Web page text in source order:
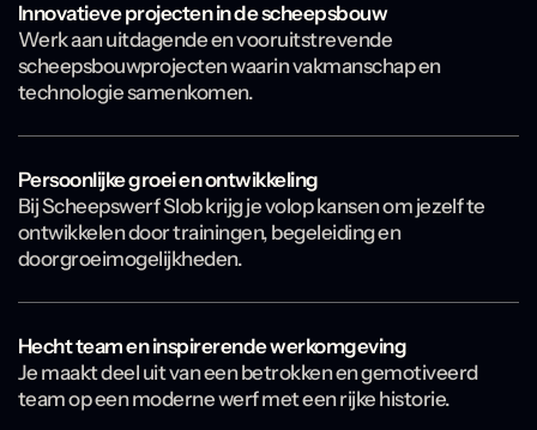
Innovatieve projecten in de scheepsbouw
Werk aan uitdagende en vooruitstrevende
scheepsbouwprojecten waarin vakmanschap en
technologie samenkomen.
Persoonlijke groei en ontwikkeling
Bij Scheepswerf Slob krijg je volop kansen om jezelf te
ontwikkelen door trainingen, begeleiding en
doorgroeimogelijkheden.
Hecht team en inspirerende werkomgeving
Je maakt deel uit van een betrokken en gemotiveerd
team op een moderne werf met een rijke historie.